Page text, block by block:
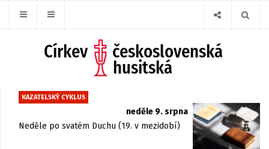
KAZATELSKÝ CYKLUS
neděle 9. srpna
Neděle po svatém Duchu (19. v mezidobí)